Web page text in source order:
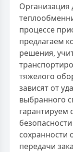
процессе
предлагаем
решения,
тяжелого
зависят от
выбранного
гарантируем
сохранности
передачи